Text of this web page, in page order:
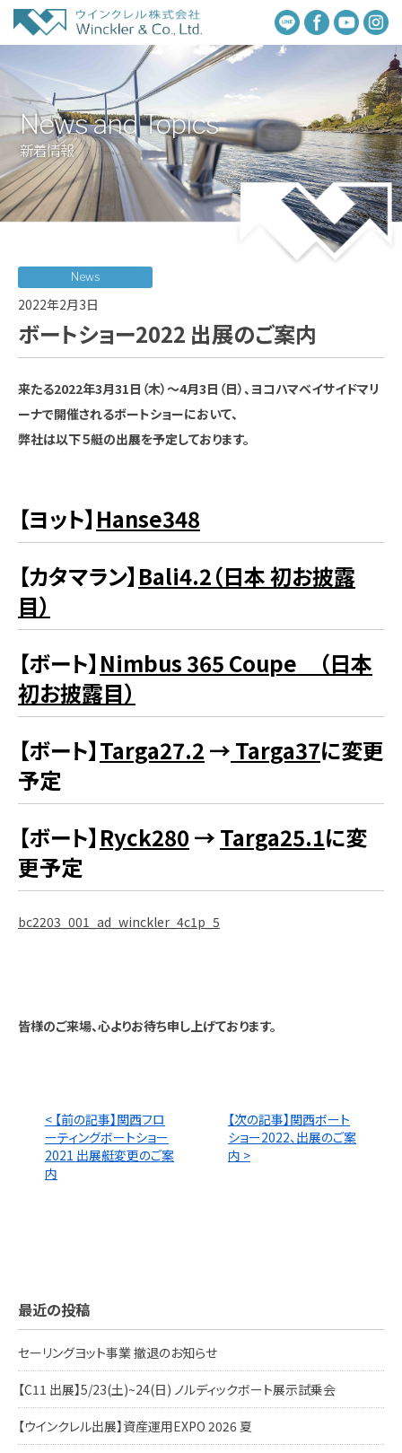
News and Topics
新着情報
News
2022年2月3日
ボートショー2022 出展のご案内
来たる2022年3月31日（木）～4月3日（日）、ヨコハマベイサイドマリ
ーナで開催されるボートショーにおいて、
弊社は以下５艇の出展を予定しております。
【ヨット】 Hanse348
【カタマラン】 Bali4.2（日本 初お披露
目）
【ボート】 Nimbus 365 Coupe （日本
初お披露目）
【ボート】Targa27.2 → Targa37に変更
予定
【ボート】 Ryck280 → Targa25.1に変
更予定
bc2203_001_ad_winckler_4c1p_5
皆様のご来場、心よりお待ち申し上げております。
< 【前の記事】関西フロ
ーティングボートショー
2021 出展艇変更のご案
内
【次の記事】関西ボート
ショー2022、出展のご案
内 >
最近の投稿
セーリングヨット事業 撤退のお知らせ
【C11 出展】5/23(土)~24(日) ノルディックボート展示試乗会
【ウインクレル出展】資産運用EXPO 2026 夏